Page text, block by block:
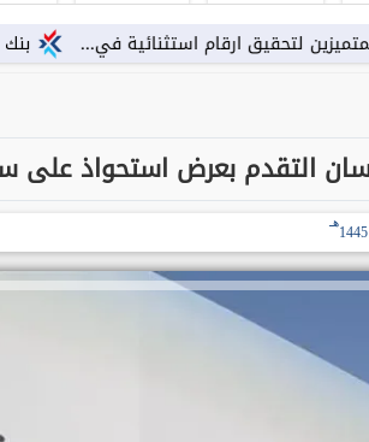
بنك قناة
ارقام استثنائية في...
التقدم بعرض استحواذ على
هـ